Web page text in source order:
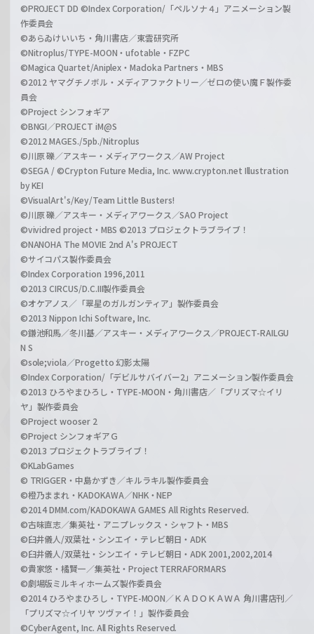
©PROJECT DD ©Index Corporation/「ペルソナ４」アニメーション製
作委員会
©あらゐけいいち・角川書店／東雲研究所
©Nitroplus/TYPE-MOON・ufotable・FZPC
©Magica Quartet/Aniplex・Madoka Partners・MBS
©2012 ヤマグチノボル・メディアファクトリー／ゼロの使い魔Ｆ製作委
員会
©Project シンフォギア
©BNGI／PROJECT iM@S
©2012 MAGES./5pb./Nitroplus
©川原 礫／アスキー・メディアワークス／AW Project
©SEGA / ©Crypton Future Media, Inc. www.crypton.net Illustration
by KEI
©VisualArt's/Key/Team Little Busters!
©川原 礫／アスキー・メディアワークス／SAO Project
©vividred project・MBS ©2013 プロジェクトラブライブ！
©NANOHA The MOVIE 2nd A's PROJECT
©サイコパス製作委員会
©Index Corporation 1996,2011
©2013 CIRCUS/D.C.III製作委員会
©オケアノス／「翠星のガルガンティア」製作委員会
©2013 Nippon Ichi Software, Inc.
©鎌池和馬／冬川基／アスキー・メディアワークス／PROJECT-RAILGU
N S
©sole;viola／Progetto 幻影太陽
©Index Corporation/「デビルサバイバー2」アニメーション製作委員会
©2013 ひろやまひろし・TYPE-MOON・角川書店／「プリズマ☆イリ
ヤ」製作委員会
©Project wooser 2
©Project シンフォギアＧ
©2013 プロジェクトラブライブ！
©KLabGames
© TRIGGER・中島かずき／キルラキル製作委員会
©橙乃ままれ・KADOKAWA／NHK・NEP
©2014 DMM.com/KADOKAWA GAMES All Rights Reserved.
©古味直志／集英社・アニプレックス・シャフト・MBS
©臼井儀人/双葉社・シンエイ・テレビ朝日・ADK
©臼井儀人/双葉社・シンエイ・テレビ朝日・ADK 2001,2002,2014
©貴家悠・橘賢一／集英社・Project TERRAFORMARS
©劇場版ミルキィホームズ製作委員会
©2014 ひろやまひろし・TYPE-MOON／ＫＡＤＯＫＡＷＡ 角川書店刊／
「プリズマ☆イリヤ ツヴァイ！」製作委員会
©CyberAgent, Inc. All Rights Reserved.